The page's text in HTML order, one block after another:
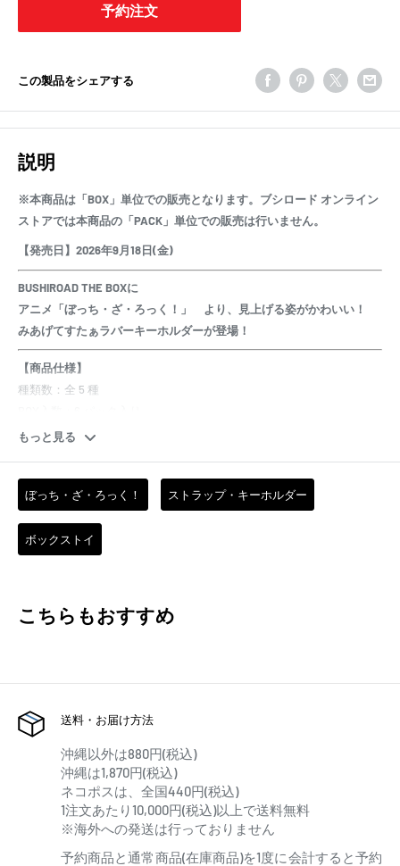
予約注文
この製品をシェアする
説明
※本商品は「BOX」単位での販売となります。ブシロード オンライン
ストアでは本商品の「PACK」単位での販売は行いません。
【発売日】2026年9月18日(金)
BUSHIROAD THE BOXに
アニメ「ぼっち・ざ・ろっく！」 より、見上げる姿がかわいい！
みあげてすたぁラバーキーホルダーが登場！
【商品仕様】
種類数：全 5 種
※クローズドパッケージ
もっと見る
ぼっち・ざ・ろっく！ ストラップ・キーホルダー
ボックストイ
こちらもおすすめ
送料・お届け方法
沖縄以外は880円(税込)
沖縄は1,870円(税込)
ネコポスは、全国440円(税込)
1注文あたり10,000円(税込)以上で送料無料
※海外への発送は行っておりません
予約商品と通常商品(在庫商品)を1度に会計すると予約